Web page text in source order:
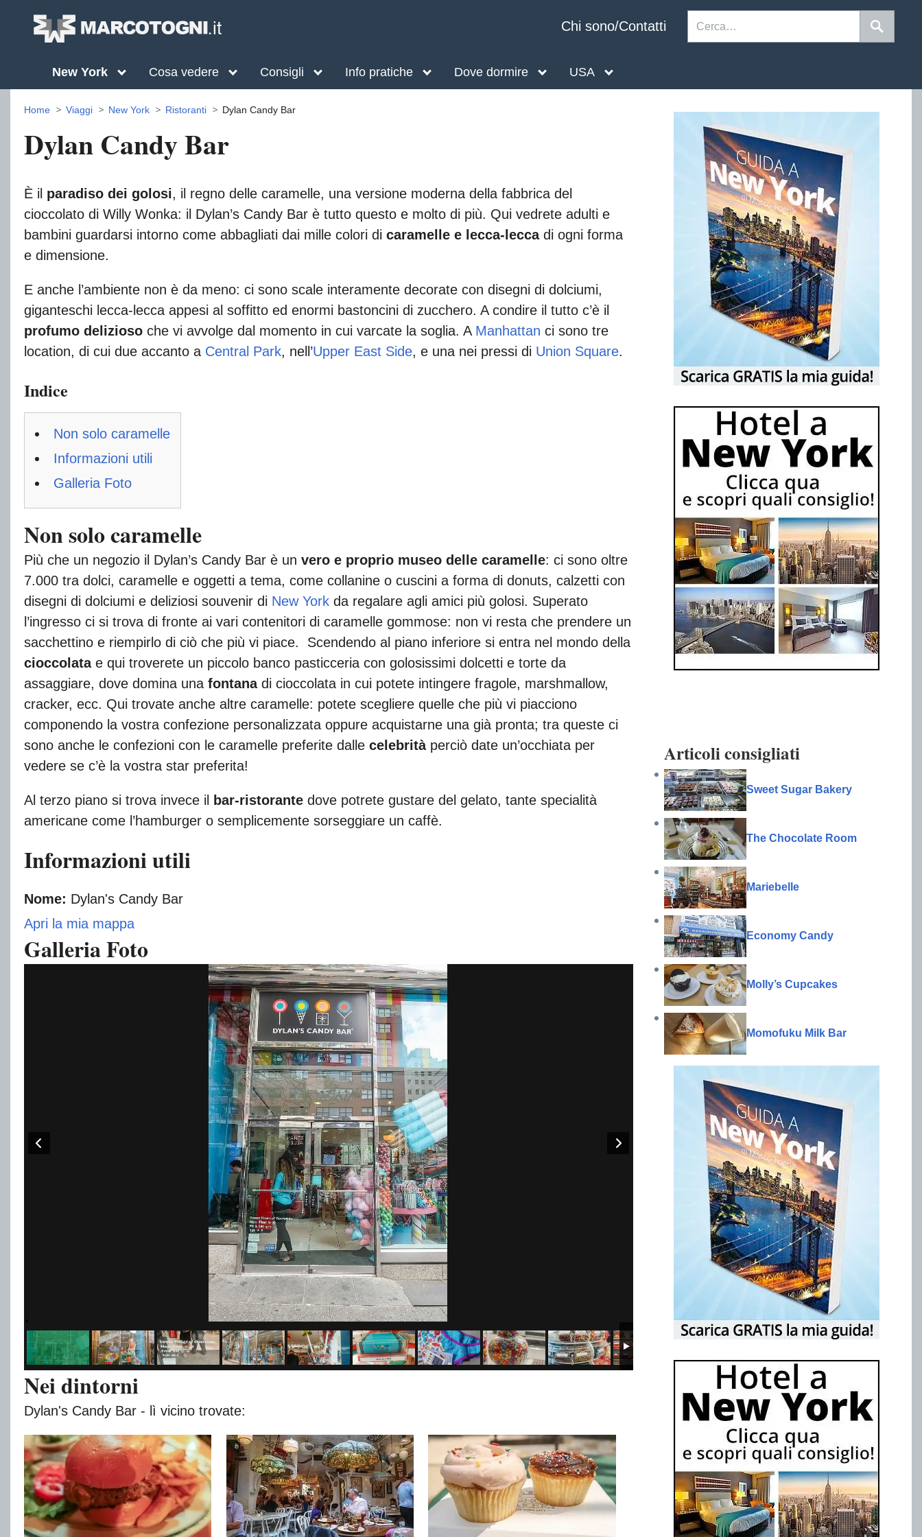
Chi sono/Contatti
New York Cosa vedere Consigli Info pratiche Dove dormire USA
Articoli consigliati
Sweet Sugar Bakery
The Chocolate Room
Mariebelle
Economy Candy
Molly’s Cupcakes
Momofuku Milk Bar
Home Viaggi New York Ristoranti Dylan Candy Bar
Dylan Candy Bar
È il paradiso dei golosi, il regno delle caramelle, una versione moderna della fabbrica del
cioccolato di Willy Wonka: il Dylan’s Candy Bar è tutto questo e molto di più. Qui vedrete adulti e
bambini guardarsi intorno come abbagliati dai mille colori di caramelle e lecca-leccadi ogni forma
e dimensione.
E anche l’ambiente non è da meno: ci sono scale interamente decorate con disegni di dolciumi,
giganteschi lecca-lecca appesi al soffitto ed enormi bastoncini di zucchero. A condire il tutto c’è il
profumo delizioso che vi avvolge dal momento in cui varcate la soglia. A Manhattan ci sono tre
location, di cui due accanto a Central Park, nell’Upper East Side, e una nei pressi di Union Square.
Indice
Non solo caramelle
Informazioni utili
Galleria Foto
Non solo caramelle
Più che un negozio il Dylan’s Candy Bar è un vero e proprio museo delle caramelle: ci sono oltre
7.000 tra dolci, caramelle e oggetti a tema, come collanine o cuscini a forma di donuts, calzetti con
disegni di dolciumi e deliziosi souvenir di New York da regalare agli amici più golosi. Superato
l’ingresso ci si trova di fronte ai vari contenitori di caramelle gommose: non vi resta che prendere un
sacchettino e riempirlo di ciò che più vi piace. Scendendo al piano inferiore si entra nel mondo della
cioccolatae qui troverete un piccolo banco pasticceria con golosissimi dolcetti e torte da
assaggiare, dove domina una fontanadi cioccolata in cui potete intingere fragole, marshmallow,
cracker, ecc. Qui trovate anche altre caramelle: potete scegliere quelle che più vi piacciono
componendo la vostra confezione personalizzata oppure acquistarne una già pronta; tra queste ci
sono anche le confezioni con le caramelle preferite dalle celebritàperciò date un’occhiata per
vedere se c’è la vostra star preferita!
Al terzo piano si trova invece il bar-ristorante dove potrete gustare del gelato, tante specialità
americane come l’hamburger o semplicemente sorseggiare un caffè.
Informazioni utili
Nome: Dylan's Candy Bar
Apri la mia mappa
Galleria Foto
Nei dintorni
Dylan's Candy Bar - lì vicino trovate: